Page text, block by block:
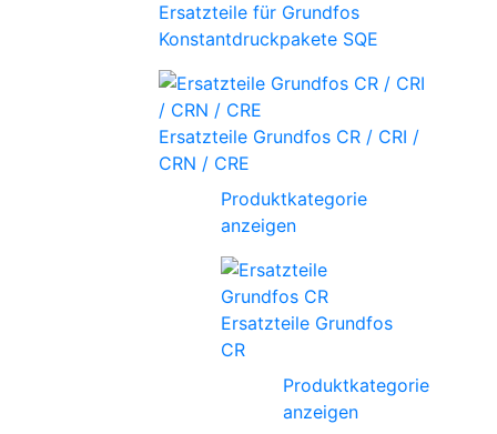
Ersatzteile für Grundfos
Konstantdruckpakete SQE
Ersatzteile Grundfos CR / CRI /
CRN / CRE
Produktkategorie
anzeigen
Ersatzteile Grundfos
CR
Produktkategorie
anzeigen